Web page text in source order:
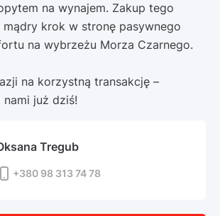
na wynajem. Zakup tego
krok w stronę pasywnego
na wybrzeżu Morza Czarnego.
na korzystną transakcję –
już dziś!
Tregub
+380 98 313 74 78